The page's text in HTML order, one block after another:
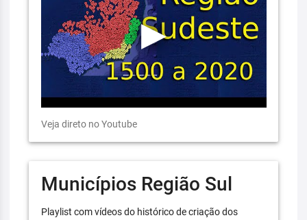
Veja direto no Youtube
Municípios Região Sul
Playlist com vídeos do histórico de criação dos